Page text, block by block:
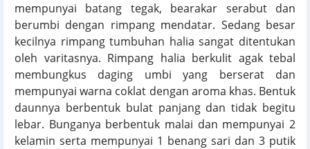
mempunyai batang tegak, bearakar serabut dan
berumbi dengan rimpang mendatar. Sedang besar
kecilnya rimpang tumbuhan halia sangat ditentukan
oleh varitasnya. Rimpang halia berkulit agak tebal
membungkus daging umbi yang berserat dan
mempunyai warna coklat dengan aroma khas. Bentuk
daunnya berbentuk bulat panjang dan tidak begitu
lebar. Bunganya berbentuk malai dan mempunyai 2
kelamin serta mempunyai 1 benang sari dan 3 putik